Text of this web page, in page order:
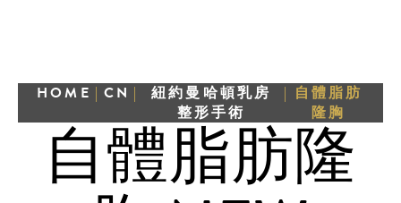
HOME | CN |
紐約曼哈頓乳房
整形手術
| 自體脂肪
隆胸
自體脂肪隆